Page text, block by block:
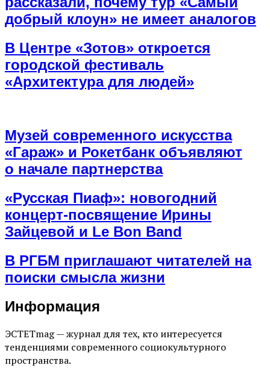
добрый клоун» не имеет аналогов
В Центре «Зотов» откроется
городской фестиваль
«Архитектура для людей»
Музей современного искусства
«Гараж» и Рокетбанк объявляют
о начале партнерства
«Русская Пиаф»: новогодний
концерт-посвящение Ирины
Зайцевой и Le Bon Band
В РГБМ приглашают читателей на
поиски смысла жизни
Информация
ЭСТЕТmag — журнал для тех, кто интересуется
тенденциями современного социокультурного
пространства.